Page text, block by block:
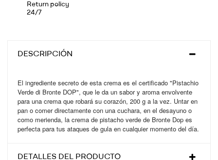
Return policy
24/7
DESCRIPCIÓN
El ingrediente secreto de esta crema es el certificado "Pistachio
Verde di Bronte DOP", que le da un sabor y aroma envolvente
para una crema que robará su corazón, 200 g a la vez. Untar en
pan o comer directamente con una cuchara, en el desayuno o
como merienda, la crema de pistacho verde de Bronte Dop es
perfecta para tus ataques de gula en cualquier momento del día.
DETALLES DEL PRODUCTO